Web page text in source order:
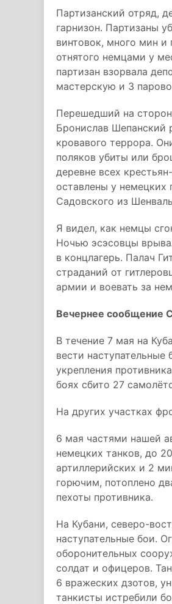
Партизанский отряд,
гарнизон. Партизаны
винтовок, много мин и
отнятого немцами у
партизан взорвала
мастерскую и 3
Перешедший на
Бронислав Шепанский
кровавого террора.
поляков убиты или
деревне всех
оставлены у немецких
Садовского из
Я видел, как немцы
Ночью эсэсовцы
в концлагерь. Палач
страданий от
армии и воевать за
Вечернее сообщение
B течение 7 мая на
вести
укрепления
боях сбито 27
На других участках
6 мая частями нашей
немецких танков, до
артиллерийских и 2
горючим, потоплено
пехоты противника.
На Кубани, северо-
наступательные бои.
оборонительных
солдат и офицеров.
6 вражеских дзотов,
танкисты истребили